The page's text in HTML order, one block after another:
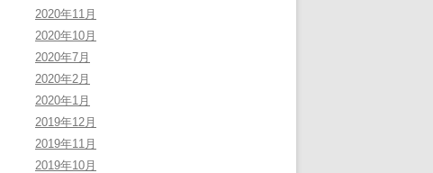
2020年11月
2020年10月
2020年7月
2020年2月
2020年1月
2019年12月
2019年11月
2019年10月